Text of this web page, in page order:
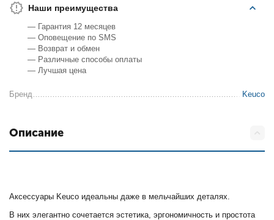
Наши преимущества
— Гарантия 12 месяцев
— Оповещение по SMS
— Возврат и обмен
— Различные способы оплаты
— Лучшая цена
Бренд Keuco
Описание
Аксессуары Keuco идеальны даже в мельчайших деталях.
В них элегантно сочетается эстетика, эргономичность и простота